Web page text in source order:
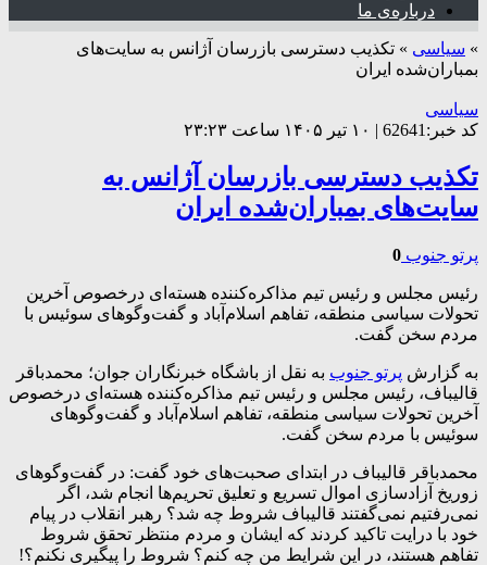
درباره‌ی ما
» سیاسی » تکذیب دسترسی بازرسان آژانس به سایت‌های
بمباران‌شده ایران
سیاسی
کد خبر:62641 | ۱۰ تیر ۱۴۰۵ ساعت ۲۳:۲۳
تکذیب دسترسی بازرسان آژانس به
سایت‌های بمباران‌شده ایران
پرتو جنوب 0
رئیس مجلس و رئیس تیم مذاکره‌کننده هسته‌ای درخصوص آخرین
تحولات سیاسی منطقه، تفاهم اسلام‌آباد و گفت‌و‌گو‌های سوئیس با
مردم سخن گفت.
به گزارش پرتو جنوب به نقل از باشگاه خبرنگاران جوان؛ محمدباقر
قالیباف، رئیس مجلس و رئیس تیم مذاکره‌کننده هسته‌ای درخصوص
آخرین تحولات سیاسی منطقه، تفاهم اسلام‌آباد و گفت‌و‌گو‌های
سوئیس با مردم سخن گفت.
محمدباقر قالیباف در ابتدای صحبت‌های خود گفت: در گفت‌و‌گو‌های
زوریخ آزادسازی اموال تسریع و تعلیق تحریم‌ها انجام شد، اگر
نمی‌رفتیم نمی‌گفتند قالیباف شروط چه شد؟ رهبر انقلاب در پیام
خود با درایت تاکید کردند که ایشان و مردم منتظر تحقق شروط
تفاهم هستند، در این شرایط من چه کنم؟ شروط را پیگیری نکنم؟!